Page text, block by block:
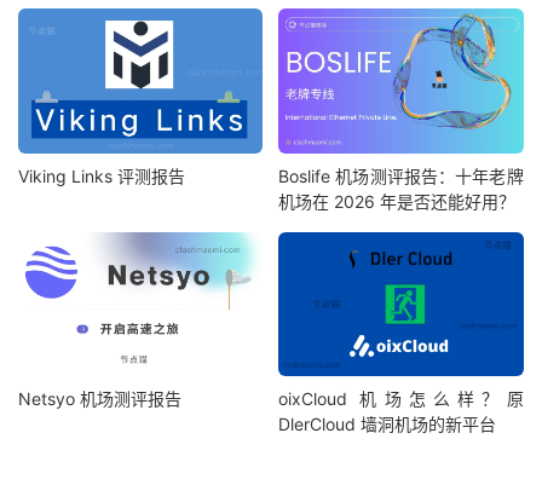
Viking Links 评测报告
Boslife 机场测评报告：十年老牌
机场在 2026 年是否还能好用？
Netsyo 机场测评报告
oixCloud 机场怎么样？原
DlerCloud 墙洞机场的新平台